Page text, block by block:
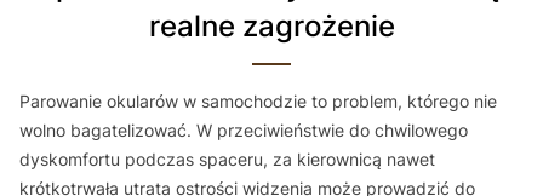
realne zagrożenie
Parowanie okularów w samochodzie to problem, którego nie
wolno bagatelizować. W przeciwieństwie do chwilowego
dyskomfortu podczas spaceru, za kierownicą nawet
krótkotrwała utrata ostrości widzenia może prowadzić do